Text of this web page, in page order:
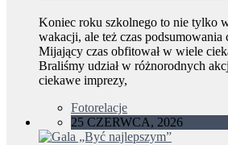
Koniec roku szkolnego to nie tylko
wakacji, ale też czas podsumowania
Mijający czas obfitował w wiele
Braliśmy udział w różnorodnych
ciekawe imprezy,
Fotorelacje
25 CZERWCA, 2026